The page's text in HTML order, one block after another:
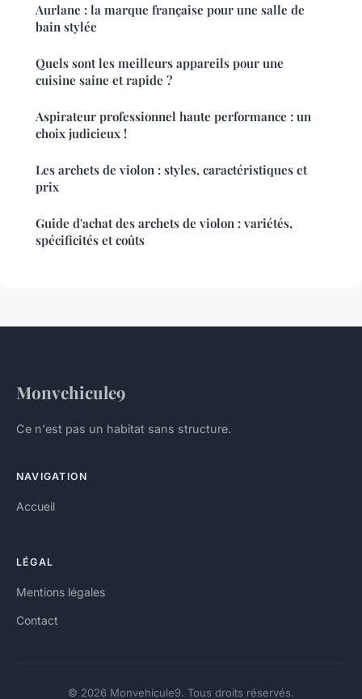
Aurlane : la marque française pour une salle de
bain stylée
Quels sont les meilleurs appareils pour une
cuisine saine et rapide ?
Aspirateur professionnel haute performance : un
choix judicieux !
Les archets de violon : styles, caractéristiques et
prix
Guide d'achat des archets de violon : variétés,
spécificités et coûts
Monvehicule9
Ce n'est pas un habitat sans structure.
NAVIGATION
Accueil
LÉGAL
Mentions légales
Contact
© 2026 Monvehicule9. Tous droits réservés.